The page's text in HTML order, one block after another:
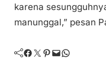
karena
manunggal,” pesan
Facebook Twitter Pinterest Mail WhatsApp